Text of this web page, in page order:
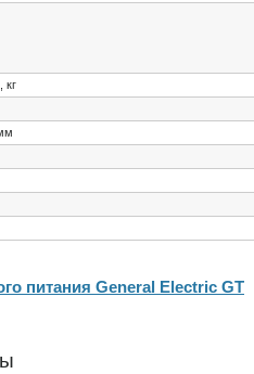
кг
питания General Electric GT